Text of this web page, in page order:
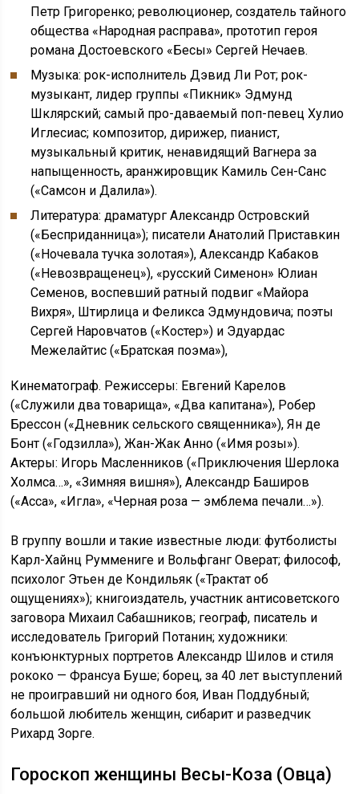
Петр Григоренко; революционер, создатель тайного
общества «Народная расправа», прототип героя
романа Достоевского «Бесы» Сергей Нечаев.
Музыка: рок-исполнитель Дэвид Ли Рот; рок-
музыкант, лидер группы «Пикник» Эдмунд
Шклярский; самый про-даваемый поп-певец Хулио
Иглесиас; композитор, дирижер, пианист,
музыкальный критик, ненавидящий Вагнера за
напыщенность, аранжировщик Камиль Сен-Санс
(«Самсон и Далила»).
Литература: драматург Александр Островский
(«Бесприданница»); писатели Анатолий Приставкин
(«Ночевала тучка золотая»), Александр Кабаков
(«Невозвращенец»), «русский Сименон» Юлиан
Семенов, воспевший ратный подвиг «Майора
Вихря», Штирлица и Феликса Эдмундовича; поэты
Сергей Наровчатов («Костер») и Эдуардас
Межелайтис («Братская поэма»),
Кинематограф. Режиссеры: Евгений Карелов
(«Служили два товарища», «Два капитана»), Робер
Брессон («Дневник сельского священника»), Ян де
Бонт («Годзилла»), Жан-Жак Анно («Имя розы»).
Актеры: Игорь Масленников («Приключения Шерлока
Холмса…», «Зимняя вишня»), Александр Баширов
(«Асса», «Игла», «Черная роза — эмблема печали…»).
В группу вошли и такие известные люди: футболисты
Карл-Хайнц Руммениге и Вольфганг Оверат; философ,
психолог Этьен де Кондильяк («Трактат об
ощущениях»); книгоиздатель, участник антисоветского
заговора Михаил Сабашников; географ, писатель и
исследователь Григорий Потанин; художники:
конъюнктурных портретов Александр Шилов и стиля
рококо — Франсуа Буше; борец, за 40 лет выступлений
не проигравший ни одного боя, Иван Поддубный;
большой любитель женщин, сибарит и разведчик
Рихард Зорге.
Гороскоп женщины Весы-Коза (Овца)